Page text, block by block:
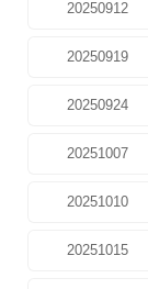
20250912
20250919
20250924
20251007
20251010
20251015